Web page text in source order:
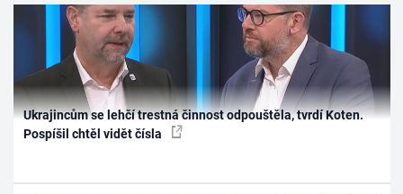
Ukrajincům se lehčí trestná činnost odpouštěla, tvrdí Koten.
Pospíšil chtěl vidět čísla